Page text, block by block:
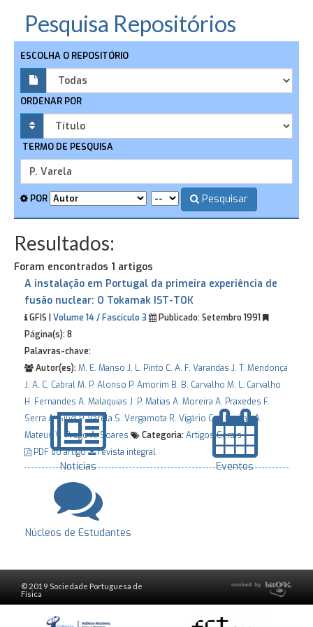
Pesquisa Repositórios
ESCOLHA O REPOSITÓRIO
ORDENAR POR
TERMO DE PESQUISA
POR Pesquisar
Resultados:
Foram encontrados 1 artigos
A instalação em Portugal da primeira experiência de
fusão nuclear: O Tokamak IST-TOK
GFIS | Volume 14 / Fascículo 3 Publicado:Setembro 1991
Página(s):8
Palavras-chave:
Autor(es):M. E. Manso J. L. Pinto C. A. F. Varandas J. T. Mendonça
J. A. C. CabralM. P. Alonso P. Amorim B. B. Carvalho M. L. Carvalho
H. Fernandes A. Malaquias J. P. Matias A. Moreira A. Praxedes F.
Serra A. SilvaP. Varela S. Vergamota R. Vigário C. J. FreitasA.
Mateus V. PregoA. Soares Categoria:Artigos Gerais
PDF do artigo
revista integral
Notícias Eventos
Núcleos de Estudantes
© 2019 Sociedade Portuguesa de
Física